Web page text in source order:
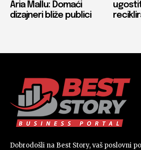
Aria Mallu: Domaći
dizajneri bliže publici
Dobrodošli na Best Story, vaš poslovni